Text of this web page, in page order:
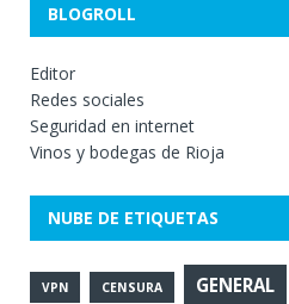
BLOGROLL
Editor
Redes sociales
Seguridad en internet
Vinos y bodegas de Rioja
NUBE DE ETIQUETAS
VPN CENSURA GENERAL